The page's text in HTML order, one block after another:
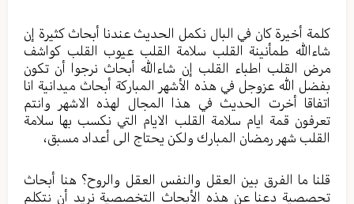
كلمة أخيرة كان في البال نكمل الحديث عندنا أبحاث كثيرة إن
شاءالله طمأنينة القلب سلامة القلب عيوب القلب كواشف
مرض القلب اطباء القلب إن شاءالله أبحاث نرجوا أن تكون
بفضل الله عزوجل في هذه الأشهر المباركة أبحاث ميدانية انا
اتفاقا أخرت الحديث في هذا المجال لهذه الاشهر وانتم
تعرفون قمة ايام سلامة القلب الايام التي نكسب بها سلامة
القلب شهر رمضان المبارك ولكن يحتاج الى أعداد مسبق،
قلنا ما الفرق بين العقل والنفس العقل والروح؟ هنا أبحاث
تحصصية دعنا عن هذه الأبحاث التخصصية نريد أن نتكلم